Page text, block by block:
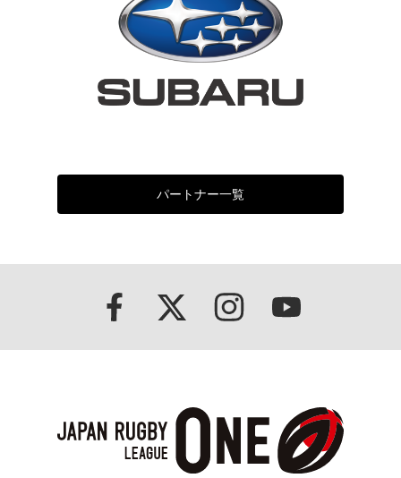
パートナー一覧